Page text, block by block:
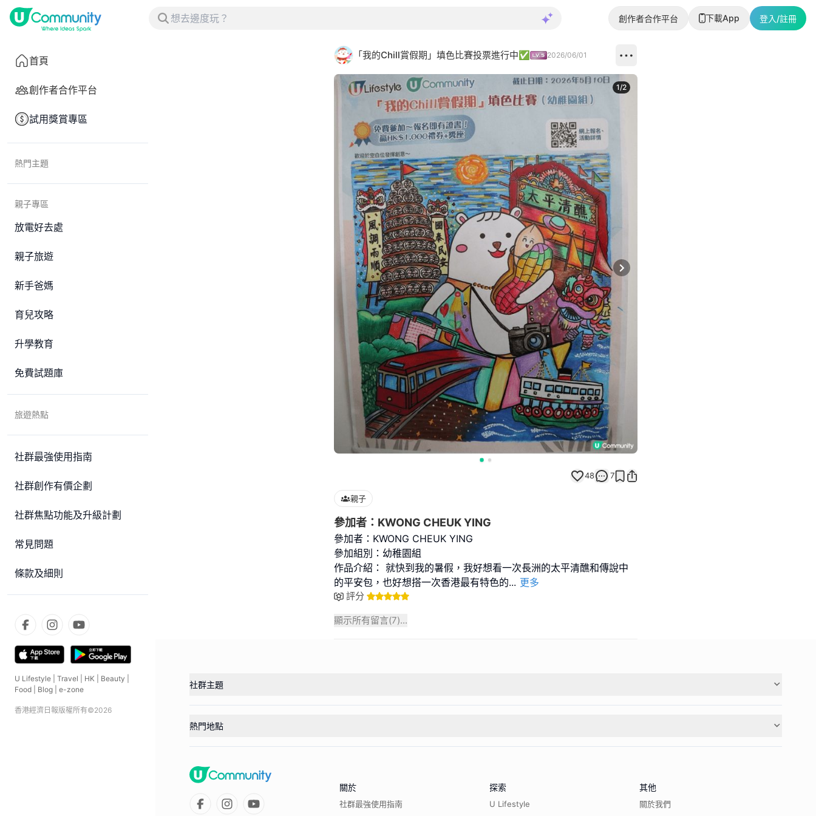
創作者合作平台 下載App 登入/註冊
首頁
創作者合作平台
試用獎賞專區
熱門主題
親子專區
放電好去處
親子旅遊
新手爸媽
育兒攻略
升學教育
免費試題庫
旅遊熱點
社群最強使用指南
社群創作有價企劃
社群焦點功能及升級計劃
常見問題
條款及細則
U Lifestyle Travel HK Beauty
Food
Blog e-zone
香港經濟日報版權所有©2026
「我的Chill賞假期」填色比賽投票進行中✅ 2026/06/01
Next slide
1/2
48 7
親子
參加者：KWONG CHEUK YING
參加者：KWONG CHEUK YING
參加組別：幼稚園組
作品介紹： 就快到我的暑假，我好想看一次長洲的太平清醮和傳說中
的平安包，也好想搭一次香港最有特色的... 更多
評分
顯示所有留言(7)...
社群主題
熱門地點
關於
社群最強使用指南
探索
U Lifestyle
其他
關於我們